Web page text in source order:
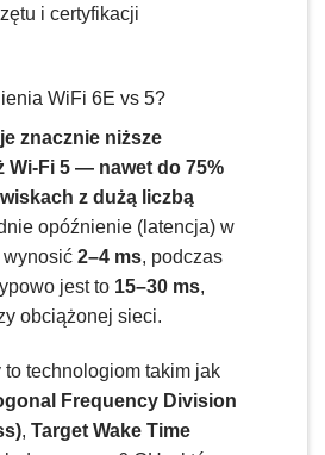
i certyfikacji
WiFi 6E vs 5?
znacznie niższe
Wi-Fi 5 — nawet do 75%
z dużą liczbą
opóźnienie (latencja) w
wynosić2–4 ms, podczas
jest to 15–30 ms,
obciążonej sieci.
technologiom takim jak
Frequency Division
,Target Wake Time